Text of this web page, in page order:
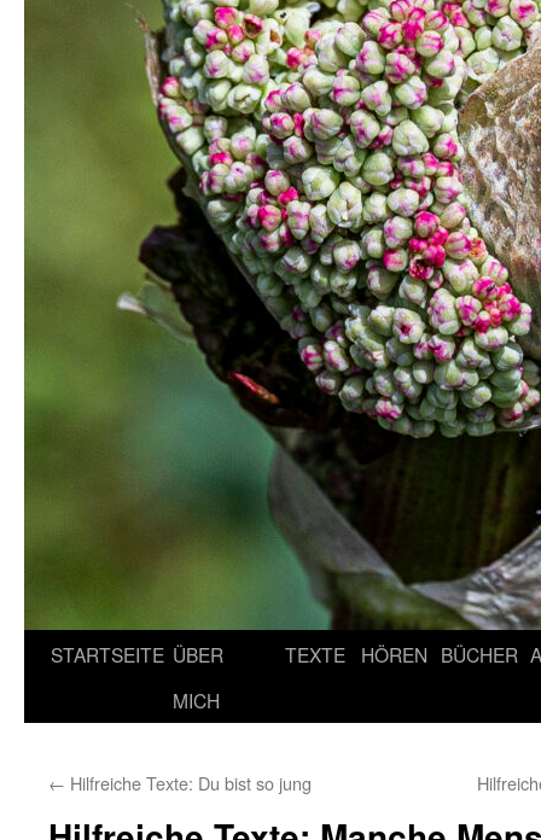
STARTSEITE ÜBER
MICH
TEXTE HÖREN BÜCHER
← Hilfreiche Texte: Du bist so jung